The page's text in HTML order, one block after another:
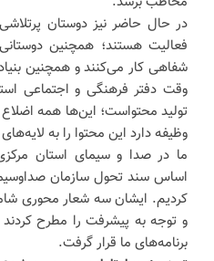
در حال حاضر نیز دوستان
فعالیت هستند؛ همچنین
شفاهی کار می‌کنند و همچنین
وقت دفتر فرهنگی و اجتماعی
تولید محتواست؛ این‌ها همه
وظیفه دارد این محتوا را به
ما در صدا و سیمای استان
اساس سند تحول سازمان
کردیم. ایشان سه شعار محوری
و توجه به پیشرفت را مطرح
برنامه‌های ما قرار گرفت.